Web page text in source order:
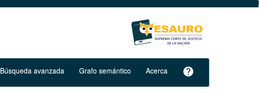
Búsqueda avanzada Grafo semántico Acerca help